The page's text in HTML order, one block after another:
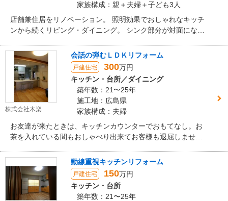
家族構成：親＋夫婦＋子ども3人
店舗兼住居をリノベーション。 照明効果でおしゃれなキッチ
ンから続くリビング・ダイニング。 シンク部分が対面になっ
株式会社木楽
会話の弾むＬＤＫリフォーム
戸建住宅 300万円
キッチン・台所／ダイニング
築年数：21〜25年
施工地：広島県
家族構成：夫婦
お友達が来たときは、キッチンカウンターでおもてなし。お
茶を入れている間もおしゃべり出来てお客様も退屈しませ
動線重視キッチンリフォーム
戸建住宅 150万円
キッチン・台所
築年数：21〜25年